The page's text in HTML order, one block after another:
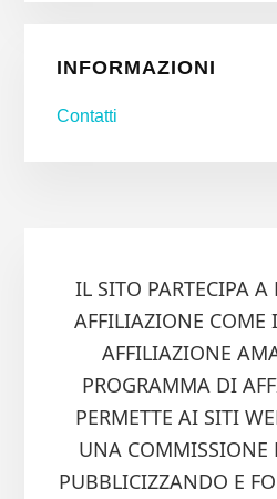
INFORMAZIONI
Contatti
IL SITO PARTECIPA
AFFILIAZIONE COME
AFFILIAZIONE
PROGRAMMA DI
PERMETTE AI SITI
UNA COMMISSIONE
PUBBLICIZZANDO E